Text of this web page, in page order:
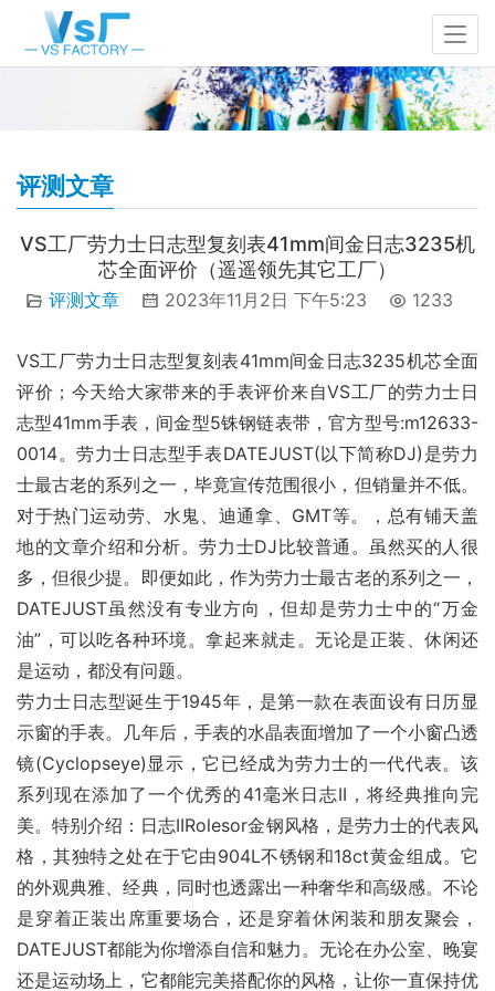
评测文章
VS工厂劳力士日志型复刻表41mm间金日志3235机
芯全面评价（遥遥领先其它工厂）
评测文章 2023年11月2日 下午5:23 1233
VS工厂劳力士日志型复刻表41mm间金日志3235机芯全面
评价；今天给大家带来的手表评价来自VS工厂的劳力士日
志型41mm手表，间金型5铢钢链表带，官方型号:m12633-
0014。劳力士日志型手表DATEJUST(以下简称DJ)是劳力
士最古老的系列之一，毕竟宣传范围很小，但销量并不低。
对于热门运动劳、水鬼、迪通拿、GMT等。，总有铺天盖
地的文章介绍和分析。劳力士DJ比较普通。虽然买的人很
多，但很少提。即便如此，作为劳力士最古老的系列之一，
DATEJUST虽然没有专业方向，但却是劳力士中的“万金
油”，可以吃各种环境。拿起来就走。无论是正装、休闲还
是运动，都没有问题。
劳力士日志型诞生于1945年，是第一款在表面设有日历显
示窗的手表。几年后，手表的水晶表面增加了一个小窗凸透
镜(Cyclopseye)显示，它已经成为劳力士的一代代表。该
系列现在添加了一个优秀的41毫米日志II，将经典推向完
美。特别介绍：日志IIRolesor金钢风格，是劳力士的代表风
格，其独特之处在于它由904L不锈钢和18ct黄金组成。它
的外观典雅、经典，同时也透露出一种奢华和高级感。不论
是穿着正装出席重要场合，还是穿着休闲装和朋友聚会，
DATEJUST都能为你增添自信和魅力。无论在办公室、晚宴
还是运动场上，它都能完美搭配你的风格，让你一直保持优